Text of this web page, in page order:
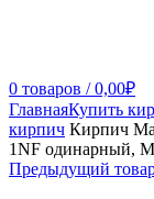
0 товаров / 0,00₽
ГлавнаяКупить
кирпич Кирпич
1NF одинарный,
Предыдущий